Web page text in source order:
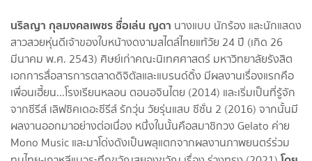
นริลญา กุลมงคลเพชร ชื่อเล่น ญดา นางแบบ นักร้อง และนักแสดง
สาวสวยหุ่นดีเจ้าของใบหน้างดงามสไตล์ไทยแท้วัย 24 ปี (เกิด 26
มีนาคม พ.ศ. 2543) ศิษย์เก่าคณะนิเทศศาสตร์ มหาวิทยาลัยรังสิต
เอกการสื่อสารการตลาดดิจิตัลและแบรนด์ดิ้ง มีผลงานเรื่องแรกคือ
เพื่อนเฮี้ยน...โรงเรียนหลอน ตอนอจินไตย (2014) และเริ่มเป็นที่รู้จัก
จากซีรีส์ เลิฟซิคเดอะซีรีส์ รักวุ่น วัยรุ่นแสบ ซีซั่น 2 (2016) จากนั้นมี
ผลงานออกมาอย่างต่อเนื่อง หนึ่งในนั้นคือสมาชิกวง Gelato ค่าย
Mono Music และมาโด่งดังเป็นพลุแตกจากผลงานภาพยนตร์ร่วม